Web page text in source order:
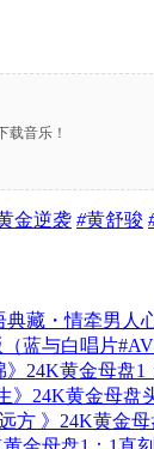
载音乐！
金逆袭 #黄舒骏
藏・情牵男人
蓝与白唱片
》24K黄金母盘1
》24K黄金母盘
方 》24K黄金